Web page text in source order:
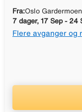
Fra:Oslo
7 dager, 17 Sep - 24
Flere avganger og